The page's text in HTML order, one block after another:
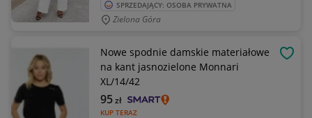
SPRZEDAJĄCY: OSOBA PRYWATNA
Zielona Góra
Nowe spodnie damskie materiałowe
na kant jasnozielone Monnari
XL/14/42
KUP TERAZ
95zł